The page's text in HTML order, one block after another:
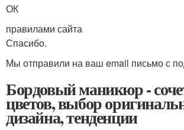
ОК
правилами сайта
Спасибо.
Мы отправили на ваш email письмо с
Бордовый маникюр -
цветов, выбор
дизайна, тенденции